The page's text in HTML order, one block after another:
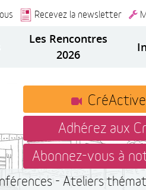
Recevez la newsletter
Les Rencontres
2026
Adhérez aux
Abonnez-vous à
- Ateliers